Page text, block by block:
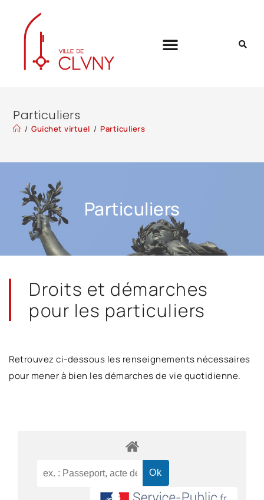
Particuliers
/ Guichet virtuel / Particuliers
Particuliers
Droits et démarches
pour les particuliers
Retrouvez ci-dessous les renseignements nécessaires
pour mener à bien les démarches de vie quotidienne.